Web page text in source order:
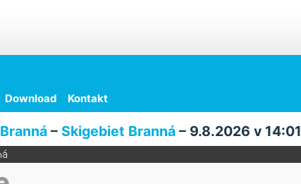
Download Kontakt
Branná– Skigebiet Branná– 9.8.2026 v 14:01